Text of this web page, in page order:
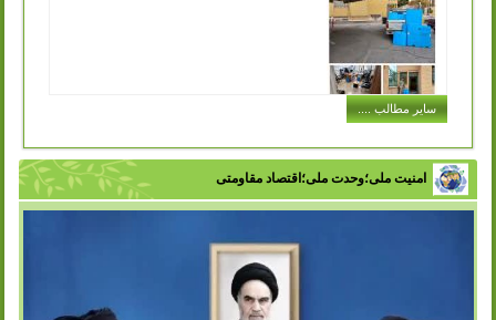
سازمان مدیریت پسماند به جهت تکریم ارباب رجوع
انتشار: شنبه, 11 آذر 1402
یکی از مشکلاتی که در حفظ محیط زیست و اصول بازیافت با
آن مواجه هستیم این است که افراد در هنگام خرید حجم بسیار
زیادی کیسه پلاستیکی...
در ادارات شهر
با تلاش سازمان مدیریت پسماند شهرداری ورامین و با هدف
تفکیک زباله از مبدا، فرهنگ سازی در زمینه مدیریت پسماند و
زباله در بین اقشار مختلف...ادامه مطلب ..
سایر مطالب ....
امنیت ملی؛وحدت ملی؛اقتصاد مقاومتی